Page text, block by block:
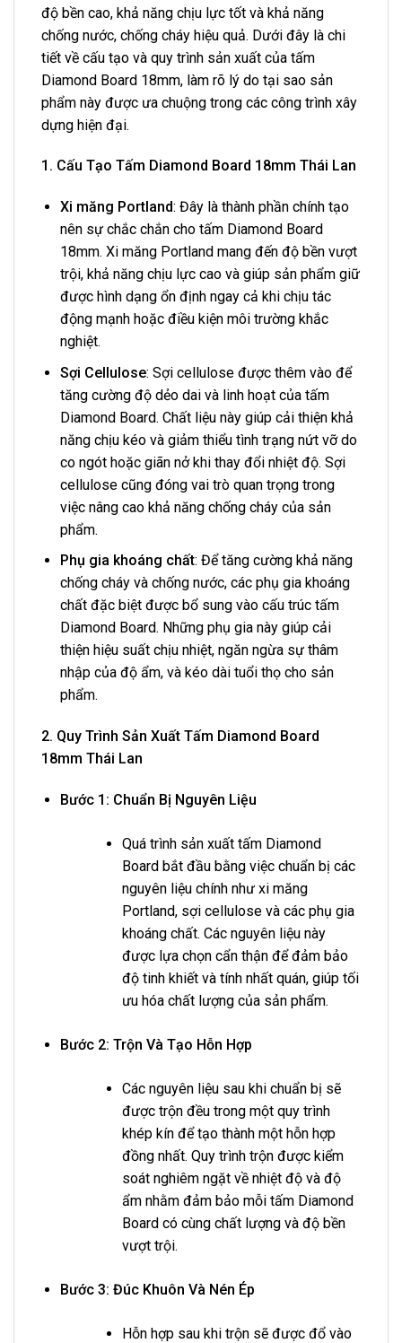
độ bền cao, khả năng chịu lực tốt và khả năng
chống nước, chống cháy hiệu quả. Dưới đây là chi
tiết về cấu tạo và quy trình sản xuất của tấm
Diamond Board 18mm, làm rõ lý do tại sao sản
phẩm này được ưa chuộng trong các công trình xây
dựng hiện đại.
1. Cấu Tạo Tấm Diamond Board 18mm Thái Lan
Xi măng Portland: Đây là thành phần chính tạo
nên sự chắc chắn cho tấm Diamond Board
18mm. Xi măng Portland mang đến độ bền vượt
trội, khả năng chịu lực cao và giúp sản phẩm giữ
được hình dạng ổn định ngay cả khi chịu tác
động mạnh hoặc điều kiện môi trường khắc
nghiệt.
Sợi Cellulose: Sợi cellulose được thêm vào để
tăng cường độ dẻo dai và linh hoạt của tấm
Diamond Board. Chất liệu này giúp cải thiện khả
năng chịu kéo và giảm thiểu tình trạng nứt vỡ do
co ngót hoặc giãn nở khi thay đổi nhiệt độ. Sợi
cellulose cũng đóng vai trò quan trọng trong
việc nâng cao khả năng chống cháy của sản
phẩm.
Phụ gia khoáng chất: Để tăng cường khả năng
chống cháy và chống nước, các phụ gia khoáng
chất đặc biệt được bổ sung vào cấu trúc tấm
Diamond Board. Những phụ gia này giúp cải
thiện hiệu suất chịu nhiệt, ngăn ngừa sự thâm
nhập của độ ẩm, và kéo dài tuổi thọ cho sản
phẩm.
2. Quy Trình Sản Xuất Tấm Diamond Board
18mm Thái Lan
Bước 1: Chuẩn Bị Nguyên Liệu
Quá trình sản xuất tấm Diamond
Board bắt đầu bằng việc chuẩn bị các
nguyên liệu chính như xi măng
Portland, sợi cellulose và các phụ gia
khoáng chất. Các nguyên liệu này
được lựa chọn cẩn thận để đảm bảo
độ tinh khiết và tính nhất quán, giúp tối
ưu hóa chất lượng của sản phẩm.
Bước 2: Trộn Và Tạo Hỗn Hợp
Các nguyên liệu sau khi chuẩn bị sẽ
được trộn đều trong một quy trình
khép kín để tạo thành một hỗn hợp
đồng nhất. Quy trình trộn được kiểm
soát nghiêm ngặt về nhiệt độ và độ
ẩm nhằm đảm bảo mỗi tấm Diamond
Board có cùng chất lượng và độ bền
vượt trội.
Bước 3: Đúc Khuôn Và Nén Ép
Hỗn hợp sau khi trộn sẽ được đổ vào